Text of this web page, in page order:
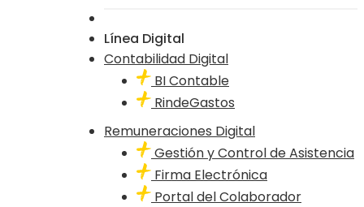
Línea Digital
Contabilidad Digital
BI Contable
RindeGastos
Remuneraciones Digital
Gestión y Control de Asistencia
Firma Electrónica
Portal del Colaborador